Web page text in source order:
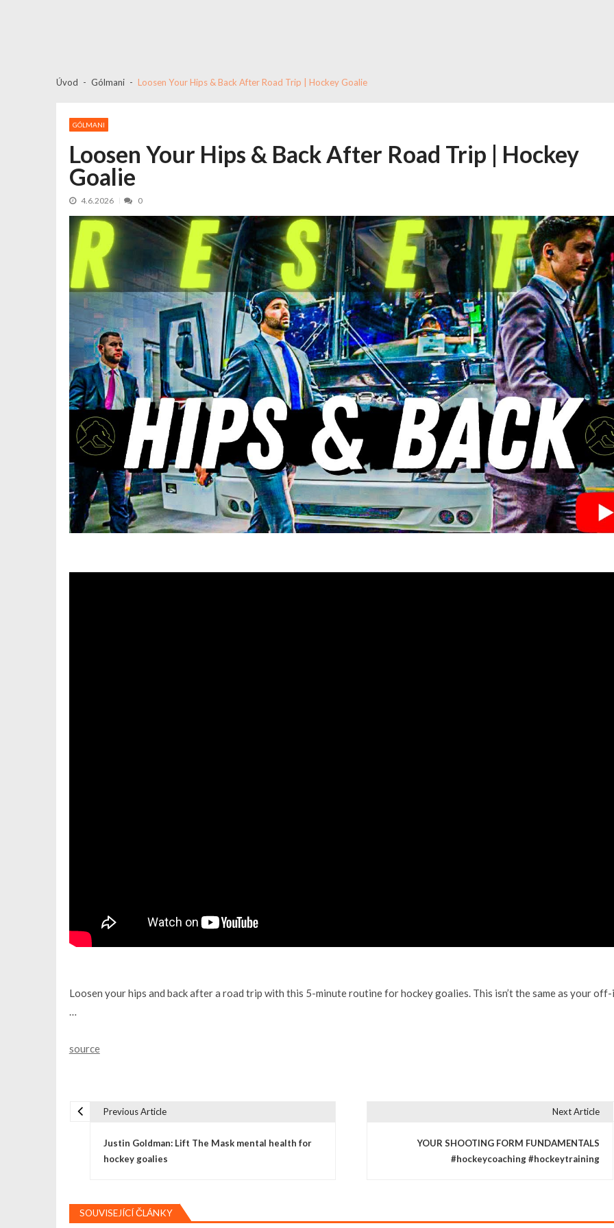
Úvod Gólmani Loosen Your Hips & Back After Road Trip | Hockey Goalie
GÓLMANI
Loosen Your Hips & Back After Road Trip | Hockey
Goalie
4.6.2026 0
Loosen your hips and back after a road trip with this 5-minute routine for hockey goalies. This isn’t the same as your off-
source
v
Previous Article
Justin Goldman: Lift The Mask mental health for
hockey goalies
Next Article
YOUR SHOOTING FORM FUNDAMENTALS
#hockeycoaching #hockeytraining
SOUVISEJÍCÍ ČLÁNKY